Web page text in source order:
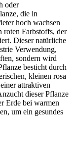
oder
die in
hoch wachsen
roten Farbstoffs, der
Dieser natürliche
Verwendung,
sondern wird
besticht durch
kleinen rosa
attraktiven
dieser Pflanze
Erde bei warmen
um ein gesundes